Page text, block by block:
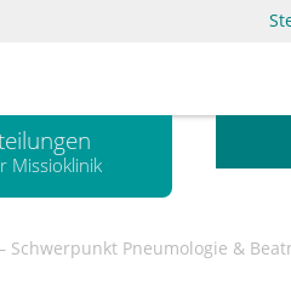
Missioklinik
Schwerpunkt Pneumologie &